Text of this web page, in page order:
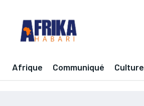
Afrique Communiqué Culture